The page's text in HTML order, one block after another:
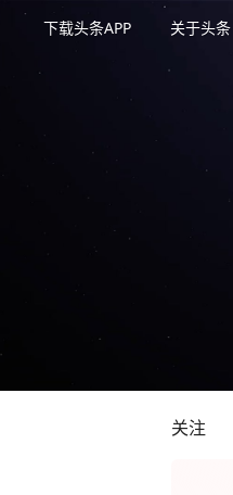
下载头条APP 关于头条
关注